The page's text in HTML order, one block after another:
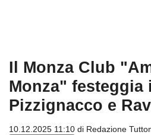
Il Monza Club
Monza" festeggia
Pizzignacco e
10.12.2025 11:10 di Redazione